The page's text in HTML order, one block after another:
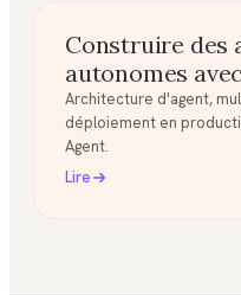
Construire des
autonomes
Architecture d'agent,
déploiement en
Agent.
Lire